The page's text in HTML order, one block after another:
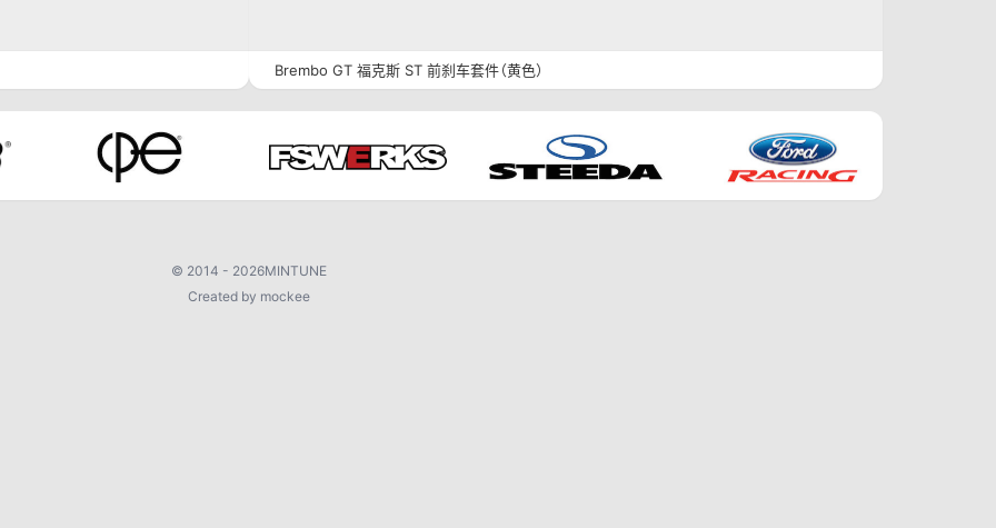
Brembo GT 福克斯 ST 前刹车套件（黄色）
© 2014 - 2026MINTUNE
Created by mockee